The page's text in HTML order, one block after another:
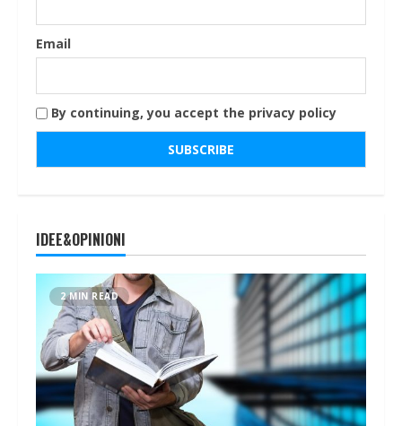
Email
By continuing, you accept the privacy policy
IDEE&OPINIONI
2 MIN READ